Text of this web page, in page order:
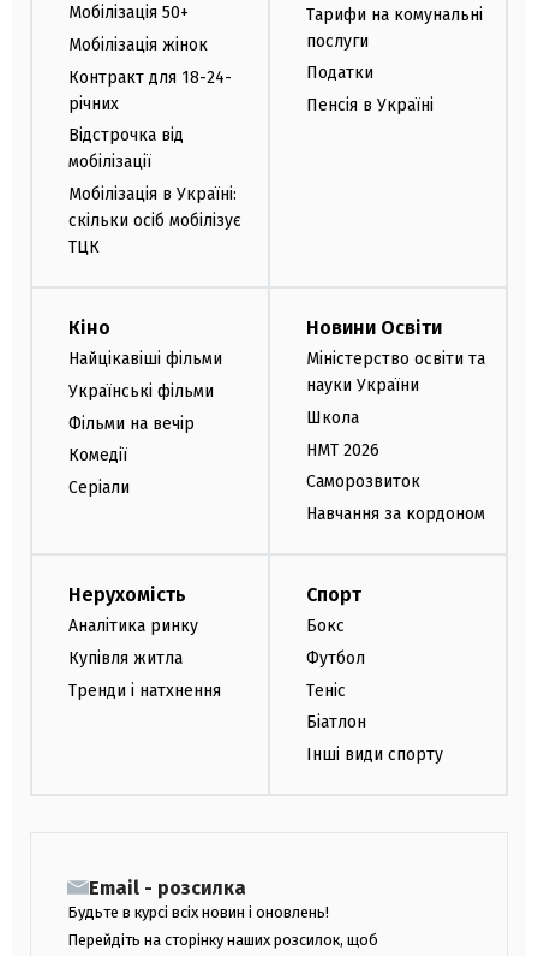
Мобілізація 50+
Мобілізація жінок
Контракт для 18-24-
річних
Відстрочка від
мобілізації
Мобілізація в Україні:
скільки осіб мобілізує
ТЦК
Тарифи на комунальні
послуги
Податки
Пенсія в Україні
Кіно
Найцікавіші фільми
Українські фільми
Фільми на вечір
Комедії
Серіали
Новини Освіти
Міністерство освіти та
науки України
Школа
НМТ 2026
Саморозвиток
Навчання за кордоном
Нерухомість
Аналітика ринку
Купівля житла
Тренди і натхнення
Спорт
Бокс
Футбол
Теніс
Біатлон
Інші види спорту
Email - розсилка
Будьте в курсі всіх новин і оновлень!
Перейдіть на сторінку наших розсилок, щоб